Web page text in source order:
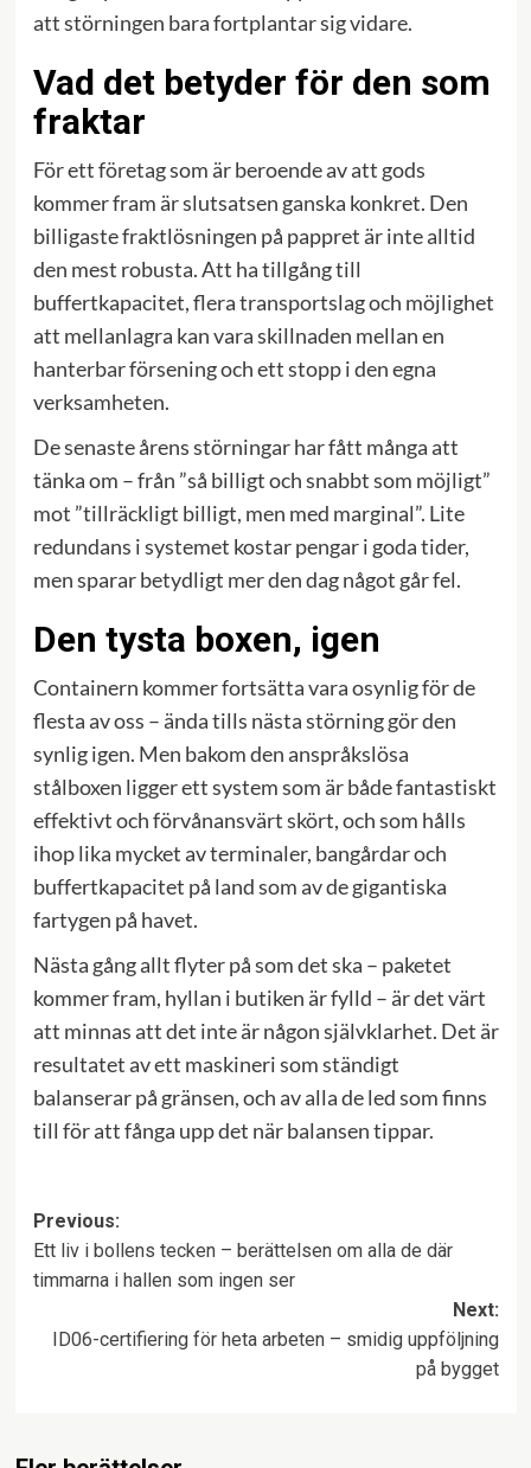
att störningen bara fortplantar sig vidare.
Vad det betyder för den som
fraktar
För ett företag som är beroende av att gods
kommer fram är slutsatsen ganska konkret. Den
billigaste fraktlösningen på pappret är inte alltid
den mest robusta. Att ha tillgång till
buffertkapacitet, flera transportslag och möjlighet
att mellanlagra kan vara skillnaden mellan en
hanterbar försening och ett stopp i den egna
verksamheten.
De senaste årens störningar har fått många att
tänka om – från ”så billigt och snabbt som möjligt”
mot ”tillräckligt billigt, men med marginal”. Lite
redundans i systemet kostar pengar i goda tider,
men sparar betydligt mer den dag något går fel.
Den tysta boxen, igen
Containern kommer fortsätta vara osynlig för de
flesta av oss – ända tills nästa störning gör den
synlig igen. Men bakom den anspråkslösa
stålboxen ligger ett system som är både fantastiskt
effektivt och förvånansvärt skört, och som hålls
ihop lika mycket av terminaler, bangårdar och
buffertkapacitet på land som av de gigantiska
fartygen på havet.
Nästa gång allt flyter på som det ska – paketet
kommer fram, hyllan i butiken är fylld – är det värt
att minnas att det inte är någon självklarhet. Det är
resultatet av ett maskineri som ständigt
balanserar på gränsen, och av alla de led som finns
till för att fånga upp det när balansen tippar.
Post
navigation
Previous:
Ett liv i bollens tecken – berättelsen om alla de där
timmarna i hallen som ingen ser
Next:
ID06-certifiering för heta arbeten – smidig uppföljning
på bygget